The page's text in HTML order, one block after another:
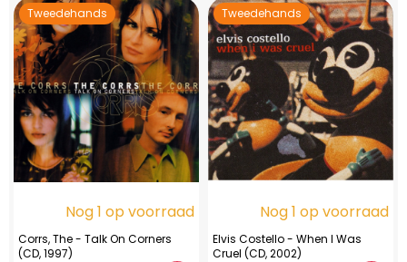
Tweedehands
Nog 1 op voorraad
Corrs, The - Talk On Corners
(CD, 1997)
Tweedehands
Nog 1 op voorraad
Elvis Costello - When I Was
Cruel (CD, 2002)